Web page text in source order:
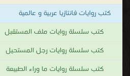
العديد من شخصيات السلسلة
صدر للسلسلة ثلاثة أعداد استثنائية
تضمنت بالطبع جرعة إضافية مكثفة من
وغيرها من أبواب فلاش التي تميزت
كتب تحميل سلسلة روايات فلاش
كتب روايات فانتازيا عربية و عالمية
كتب سلسلة روايات ملف المستقبل
كتب سلسلة روايات رجل المستحيل
كتب سلسلة روايات ما وراء الطبيعة